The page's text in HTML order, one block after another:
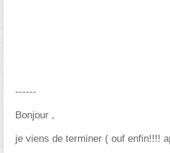
------
Bonjour ,
je viens de terminer ( ouf enfin!!!!